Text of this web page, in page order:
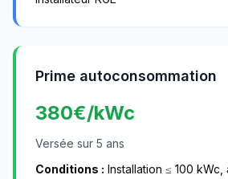
Prime autoconsommation
380€/kWc
Versée sur 5 ans
Conditions : Installation ≤ 100